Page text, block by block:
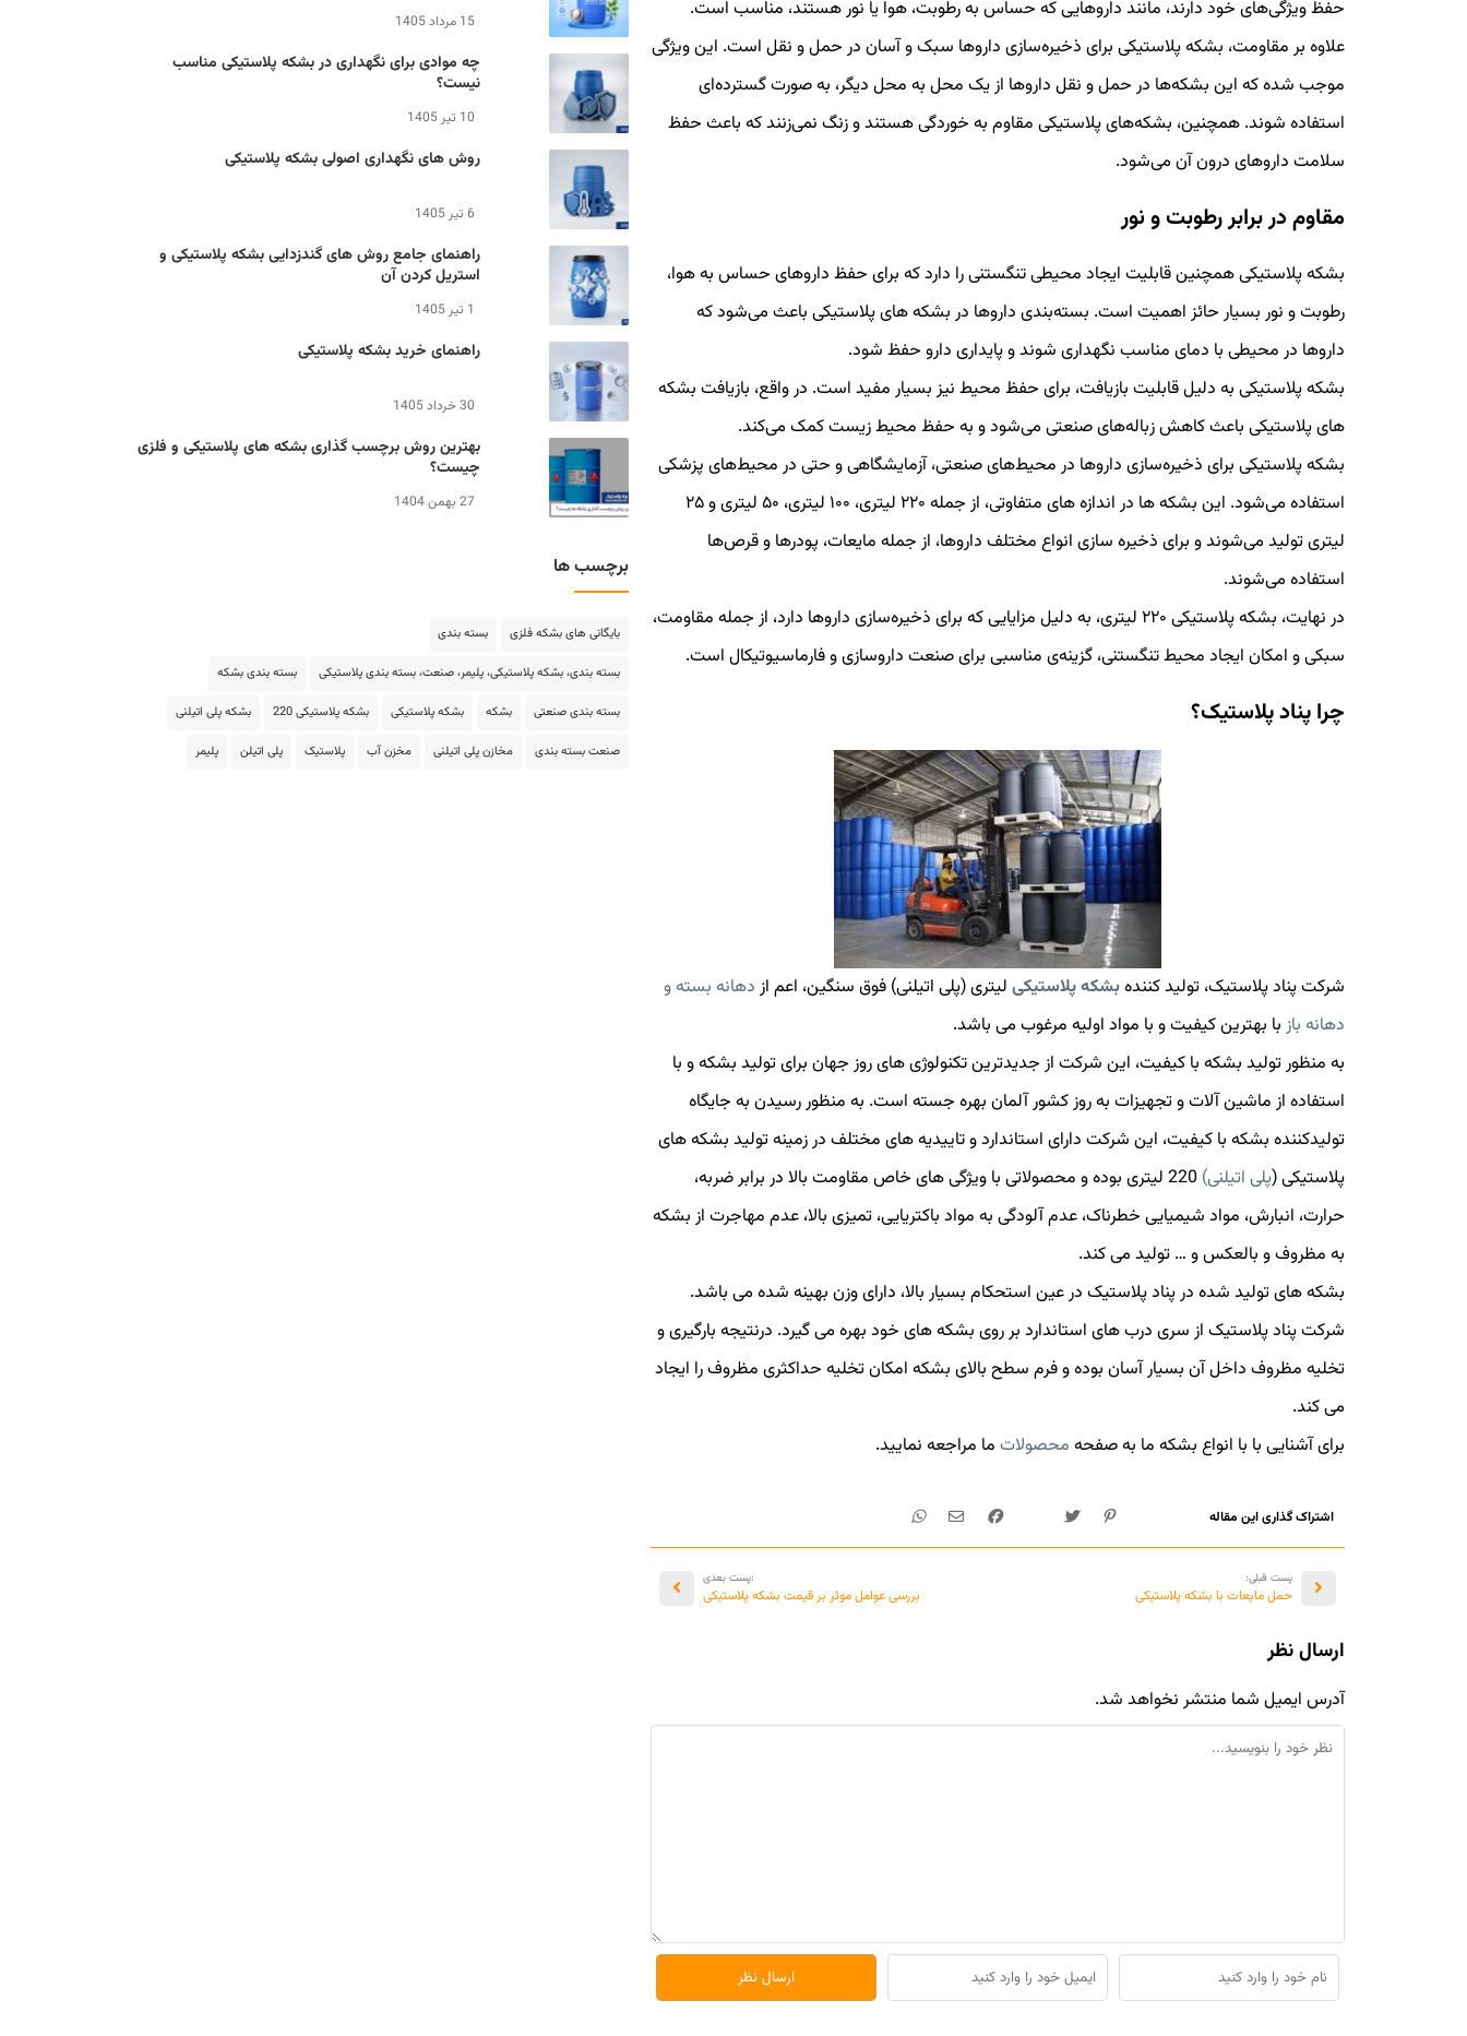
حفظ ویژگی‌های خود دارند، مانند داروهایی که حساس به رطوبت، هوا یا نور هستند، مناسب است.
علاوه بر مقاومت، بشکه پلاستیکی برای ذخیره‌سازی داروها سبک و آسان در حمل و نقل است. این ویژگی
موجب شده که این بشکه‌ها در حمل و نقل داروها از یک محل به محل دیگر، به صورت گسترده‌ای
استفاده شوند. همچنین، بشکه‌های پلاستیکی مقاوم به خوردگی هستند و زنگ نمی‌زنند که باعث حفظ
سلامت داروهای درون آن می‌شود.
مقاوم در برابر رطوبت و نور
بشکه پلاستیکی همچنین قابلیت ایجاد محیطی تنگستنی را دارد که برای حفظ داروهای حساس به هوا،
رطوبت و نور بسیار حائز اهمیت است. بسته‌بندی داروها در بشکه های پلاستیکی باعث می‌شود که
داروها در محیطی با دمای مناسب نگهداری شوند و پایداری دارو حفظ شود.
بشکه پلاستیکی به دلیل قابلیت بازیافت، برای حفظ محیط نیز بسیار مفید است. در واقع، بازیافت بشکه
های پلاستیکی باعث کاهش زباله‌های صنعتی می‌شود و به حفظ محیط زیست کمک می‌کند.
بشکه پلاستیکی برای ذخیره‌سازی داروها در محیط‌های صنعتی، آزمایشگاهی و حتی در محیط‌های پزشکی
استفاده می‌شود. این بشکه ها در اندازه های متفاوتی، از جمله ۲۲۰ لیتری، ۱۰۰ لیتری، ۵۰ لیتری و ۲۵
لیتری تولید می‌شوند و برای ذخیره سازی انواع مختلف داروها، از جمله مایعات، پودرها و قرص‌ها
استفاده می‌شوند.
در نهایت، بشکه پلاستیکی ۲۲۰ لیتری، به دلیل مزایایی که برای ذخیره‌سازی داروها دارد، از جمله مقاومت،
سبکی و امکان ایجاد محیط تنگستنی، گزینه‌ی مناسبی برای صنعت داروسازی و فارماسیوتیکال است.
چرا پناد پلاستیک؟
شرکت پناد پلاستیک، تولید کنندهبشکه پلاستیکی لیتری (پلی اتیلنی) فوق سنگین، اعم از دهانه بسته و
دهانه باز با بهترین کیفیت و با مواد اولیه مرغوب می باشد.
به منظور تولید بشکه با کیفیت، این شرکت از جدیدترین تکنولوژی های روز جهان برای تولید بشکه و با
استفاده از ماشین آلات و تجهیزات به روز کشور آلمان بهره جسته است. به منظور رسیدن به جایگاه
تولیدکننده بشکه با کیفیت، این شرکت دارای استاندارد و تاییدیه های مختلف در زمینه تولید بشکه های
پلاستیکی (پلی اتیلنی)
220 لیتری بوده و محصولاتی با ویژگی های خاص مقاومت بالا در برابر ضربه،
حرارت، انبارش، مواد شیمیایی خطرناک، عدم آلودگی به مواد باکتریایی، تمیزی بالا، عدم مهاجرت از بشکه
به مظروف و بالعکس و … تولید می کند.
بشکه های تولید شده در پناد پلاستیک در عین استحکام بسیار بالا، دارای وزن بهینه شده می باشد.
شرکت پناد پلاستیک از سری درب های استاندارد بر روی بشکه های خود بهره می گیرد. درنتیجه بارگیری و
تخلیه مظروف داخل آن بسیار آسان بوده و فرم سطح بالای بشکه امکان تخلیه حداکثری مظروف را ایجاد
می کند.
برای آشنایی با با انواع بشکه ما به صفحه محصولات ما مراجعه نمایید.
اشتراک گذاری این مقاله
پست قبلی:
حمل مایعات با بشکه پلاستیکی
:پست بعدی
بررسی عوامل موثر بر قیمت بشکه پلاستیکی
ارسال نظر
آدرس ایمیل شما منتشر نخواهد شد.
15 مرداد 1405
چه موادی برای نگهداری در بشکه پلاستیکی مناسب
نیست؟
10 تیر 1405
روش های نگهداری اصولی بشکه پلاستیکی
6 تیر 1405
راهنمای جامع روش های گندزدایی بشکه پلاستیکی و
استریل کردن آن
1 تیر 1405
راهنمای خرید بشکه پلاستیکی
30 خرداد 1405
بهترین روش برچسب گذاری بشکه های پلاستیکی و فلزی
چیست؟
27 بهمن 1404
برچسب ها
بایگانی های بشکه فلزی بسته بندی
بسته بندی، بشکه پلاستیکی، پلیمر، صنعت، بسته بندی پلاستیکی بسته بندی بشکه
بسته بندی صنعتی بشکه بشکه پلاستیکی بشکه پلاستیکی 220 بشکه پلی اتیلنی
صنعت بسته بندی مخازن پلی اتیلنی مخزن آب پلاستیک پلی اتیلن پلیمر